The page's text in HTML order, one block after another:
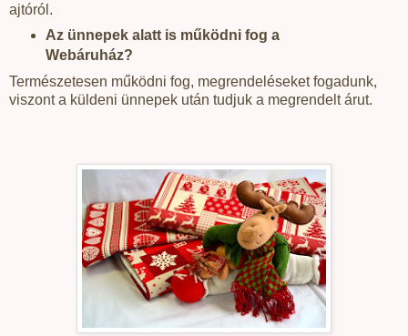
ajtóról.
Az ünnepek alatt is működni fog a
Webáruház?
Természetesen működni fog, megrendeléseket fogadunk,
viszont a küldeni ünnepek után tudjuk a megrendelt árut.